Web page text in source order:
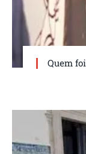
Quem